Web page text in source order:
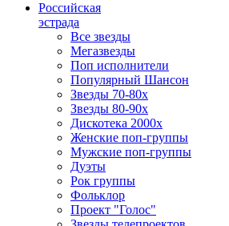
Российская
эстрада
Все звезды
Мегазвезды
Поп исполнители
Популярный Шансон
Звезды 70-80х
Звезды 80-90х
Дискотека 2000х
Женские поп-группы
Мужские поп-группы
Дуэты
Рок группы
Фольклор
Проект "Голос"